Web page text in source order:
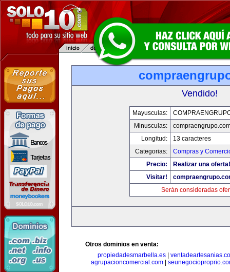
Vendido!
Mayusculas:
Minusculas:
Longitud:
13 caracteres
Categorias:
Compras y
Precio:
Realizar una oferta!
Visitar!
Serán consideradas
Otros dominios en venta:
propiedadesmarbella.es|
agrupacioncomercial.com